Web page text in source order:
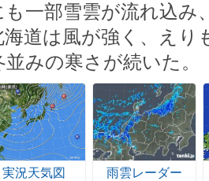
一部雪雲が流れ込み
道は風が強く、えり
みの寒さが続いた。
実況天気図 雨雲レーダー